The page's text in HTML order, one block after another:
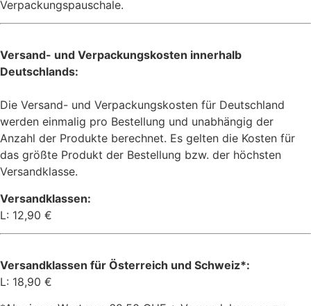
Verpackungspauschale.
Versand- und Verpackungskosten innerhalb
Deutschlands:
Die Versand- und Verpackungskosten für Deutschland
werden einmalig pro Bestellung und unabhängig der
Anzahl der Produkte berechnet. Es gelten die Kosten für
das größte Produkt der Bestellung bzw. der höchsten
Versandklasse.
Versandklassen:
L: 12,90 €
Versandklassen für Österreich und Schweiz*:
L: 18,90 €